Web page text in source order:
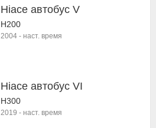
Hiace автобус V
H200
2004 - наст. время
Hiace автобус VI
H300
2019 - наст. время